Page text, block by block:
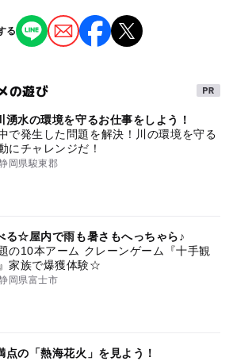
(幼児) 小学生 中学生･高校生
るが企画観光局」の公式LINEをお友達登
てください。
静岡県のイベント 観光スポット
る
の遊び
水の環境を守るお仕事をしよう！
で発生した問題を解決！川の環境を守る
にチャレンジだ！
岡県駿東郡
る☆屋内で雨も暑さもへっちゃら♪
の10本アーム クレーンゲーム『十手観
家族で爆獲体験☆
岡県富士市
の「熱海花火」を見よう！